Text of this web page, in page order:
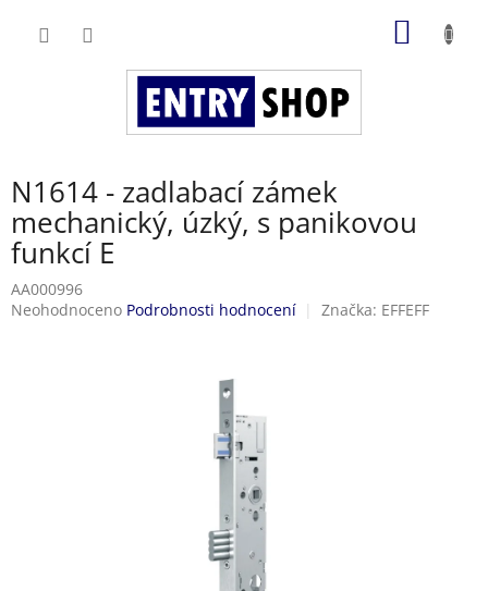
N1614 - zadlabací zámek
mechanický, úzký, s panikovou
funkcí E
AA000996
Průměrné
Neohodnoceno Podrobnosti hodnocení Značka: EFFEFF